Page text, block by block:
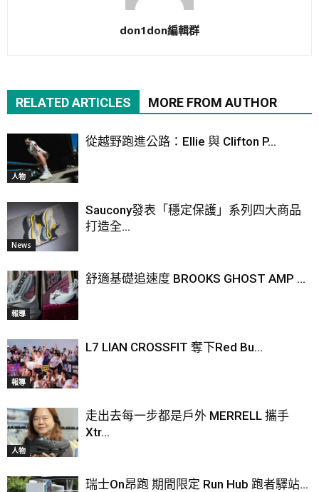
don1don編輯群
RELATED ARTICLES MORE FROM AUTHOR
人物
從越野跑進公路：Ellie 與 Clifton P...
News
Saucony發表「穩定保護」系列四大商品
打造全...
報導
舒適基礎追速度 BROOKS GHOST AMP ...
報導
L7 LIAN CROSSFIT 奪下Red Bu...
人物
走出去每一步都是戶外 MERRELL 攜手
Xtr...
瑞士On昂跑 期間限定 Run Hub 跑者驛站...